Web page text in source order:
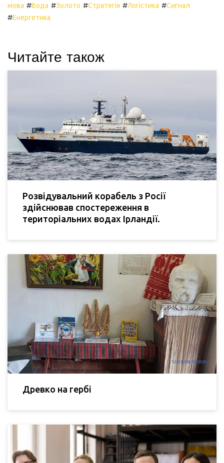
мова #Вода #Золото #Стратегія #Логістика #Сигнал
#Енергетика
Читайте також
Розвідувальний корабель з Росії
здійснював спостереження в
територіальних водах Ірландії.
Древко на гербі